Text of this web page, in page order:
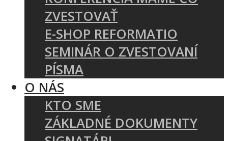
ZVESTOVAŤ
E-SHOP REFORMATIO
SEMINÁR O ZVESTOVANÍ
PÍSMA
O NÁS
KTO SME
ZÁKLADNÉ DOKUMENTY